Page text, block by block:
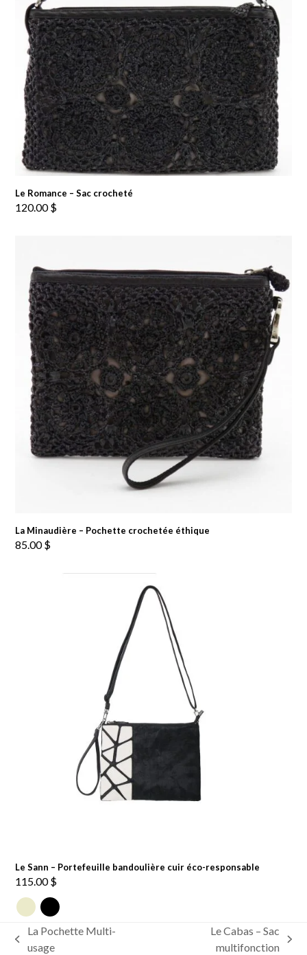
Le Romance – Sac crocheté
120.00$
La Minaudière – Pochette crochetée éthique
85.00$
Le Sann – Portefeuille bandoulière cuir éco-responsable
115.00$
previous
La Pochette Multi-
usage
Le Cabas – Sac
multifonction